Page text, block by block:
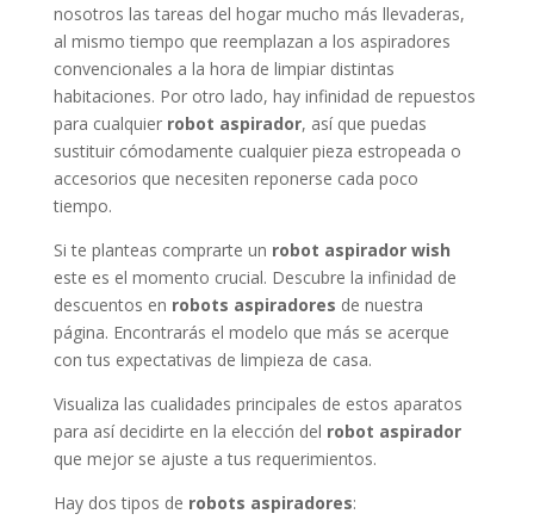
nosotros las tareas del hogar mucho más llevaderas,
al mismo tiempo que reemplazan a los aspiradores
convencionales a la hora de limpiar distintas
habitaciones. Por otro lado, hay infinidad de repuestos
para cualquier robot aspirador, así que puedas
sustituir cómodamente cualquier pieza estropeada o
accesorios que necesiten reponerse cada poco
tiempo.
Si te planteas comprarte un robot aspirador wish
este es el momento crucial. Descubre la infinidad de
descuentos en robots aspiradores de nuestra
página. Encontrarás el modelo que más se acerque
con tus expectativas de limpieza de casa.
Visualiza las cualidades principales de estos aparatos
para así decidirte en la elección del robot aspirador
que mejor se ajuste a tus requerimientos.
Hay dos tipos de robots aspiradores: